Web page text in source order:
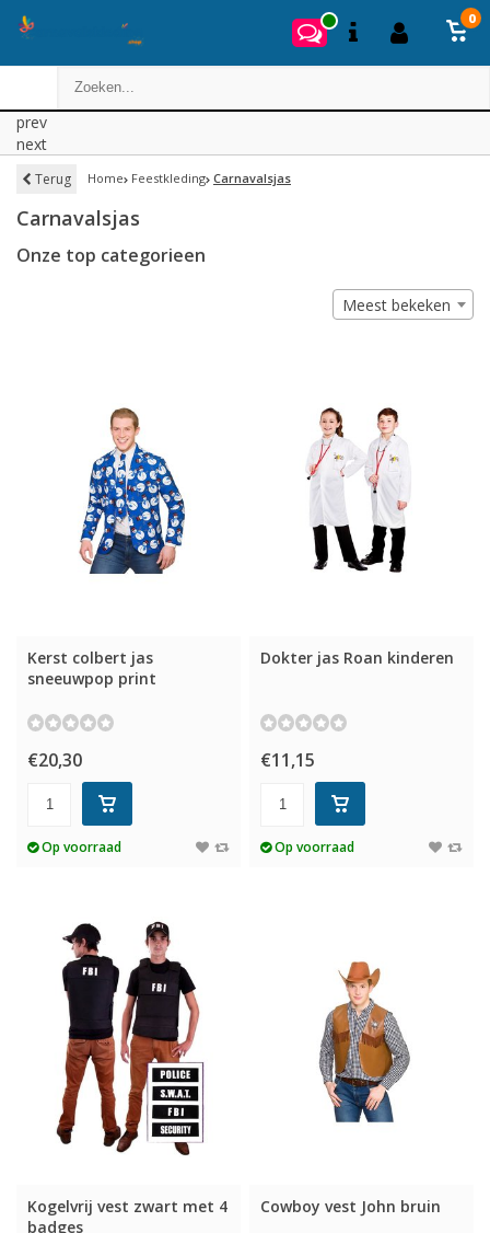
0
prev
next
Terug Home Feestkleding Carnavalsjas
Carnavalsjas
Onze top categorieen
Meest bekeken
Kerst colbert jas
sneeuwpop print
€20,30
Op voorraad
Dokter jas Roan kinderen
€11,15
Op voorraad
Kogelvrij vest zwart met 4
badges
Cowboy vest John bruin